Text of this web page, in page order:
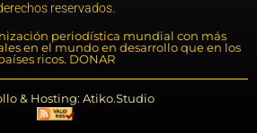
reservados.
periodística mundial con más
en el mundo en desarrollo que en los
ricos. DONAR
& Hosting: Atiko.Studio